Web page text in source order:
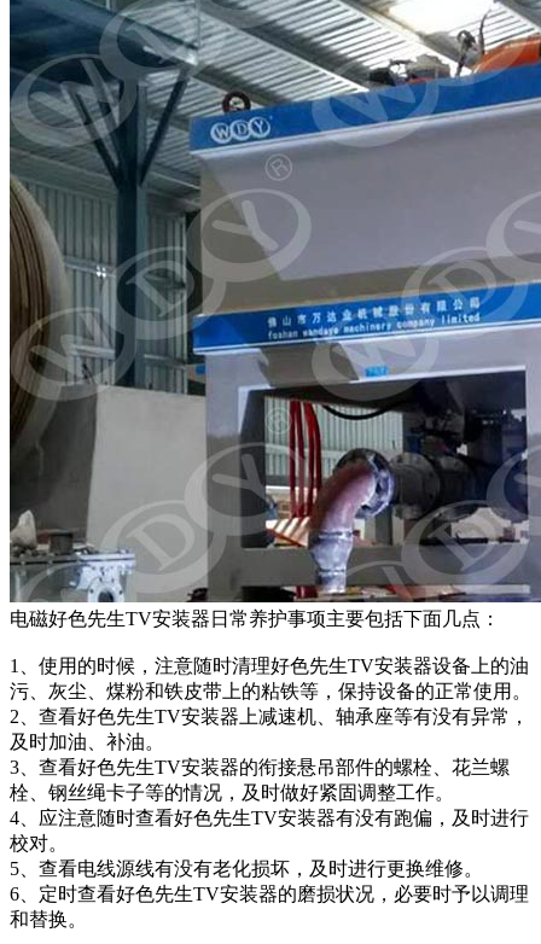
电磁好色先生TV安装器日常养护事项主要包括下面几点：
1、使用的时候，注意随时清理好色先生TV安装器设备上的油
污、灰尘、煤粉和铁皮带上的粘铁等，保持设备的正常使用。
2、查看好色先生TV安装器上减速机、轴承座等有没有异常，
及时加油、补油。
3、查看好色先生TV安装器的衔接悬吊部件的螺栓、花兰螺
栓、钢丝绳卡子等的情况，及时做好紧固调整工作。
4、应注意随时查看好色先生TV安装器有没有跑偏，及时进行
校对。
5、查看电线源线有没有老化损坏，及时进行更换维修。
6、定时查看好色先生TV安装器的磨损状况，必要时予以调理
和替换。